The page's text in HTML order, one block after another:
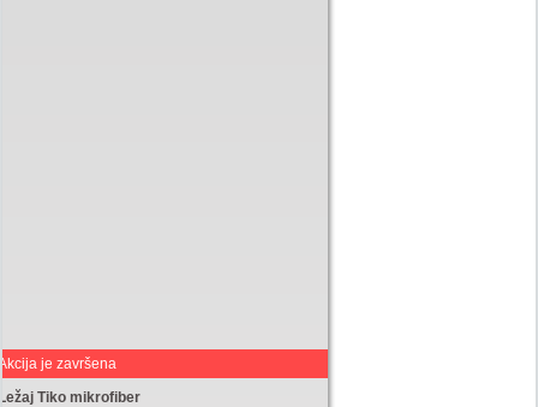
je završena
Tiko mikrofiber